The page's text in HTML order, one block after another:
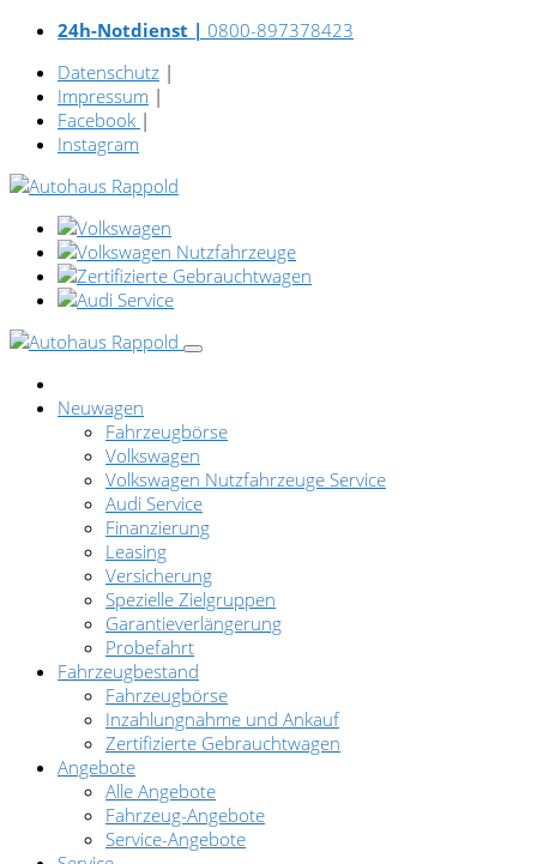
24h-Notdienst | 0800-897378423
Datenschutz |
Impressum |
Facebook |
Instagram
Neuwagen
Fahrzeugbörse
Volkswagen
Volkswagen Nutzfahrzeuge Service
Audi Service
Finanzierung
Leasing
Versicherung
Spezielle Zielgruppen
Garantieverlängerung
Probefahrt
Fahrzeugbestand
Fahrzeugbörse
Inzahlungnahme und Ankauf
Zertifizierte Gebrauchtwagen
Angebote
Alle Angebote
Fahrzeug-Angebote
Service-Angebote